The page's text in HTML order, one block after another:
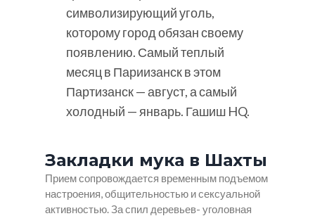
символизирующий уголь,
которому город обязан своему
появлению. Самый теплый
месяц в Париизанск в этом
Партизанск — август, а самый
холодный — январь. Гашиш HQ.
Закладки мука в Шахты
Прием сопровождается временным подъемом
настроения, общительностью и сексуальной
активностью. За спил деревьев- уголовная